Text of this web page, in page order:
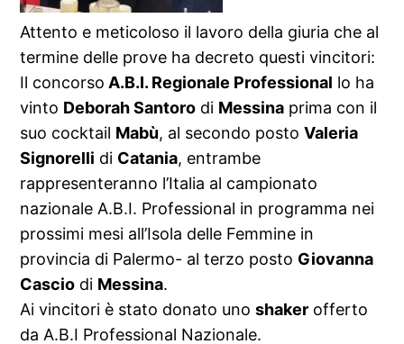
Attento e meticoloso il lavoro della giuria che al
termine delle prove ha decreto questi vincitori:
Il concorso A.B.I. Regionale Professional lo ha
vinto Deborah Santoro di Messina prima con il
suo cocktail Mabù, al secondo postoValeria
Signorelli di Catania, entrambe
rappresenteranno l’Italia al campionato
nazionale A.B.I. Professional in programma nei
prossimi mesi all’Isola delle Femmine in
provincia di Palermo- al terzo posto Giovanna
Cascio di Messina.
Ai vincitori è stato donato unoshaker offerto
da A.B.I Professional Nazionale.